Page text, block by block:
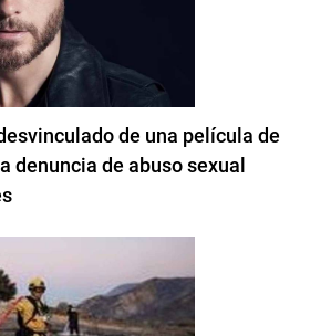
de una película de
denuncia de abuso sexual